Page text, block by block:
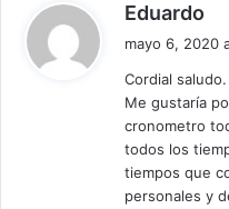
Eduardo
i
e
:
mayo 6, 2020
Cordial
Me gustaría
cronometro
todos los
tiempos que
personales y